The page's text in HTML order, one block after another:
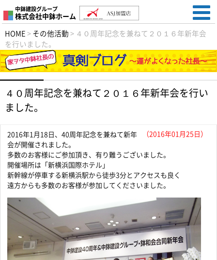
中鉢建設グループ
株式会社中鉢ホーム
HOME > その他活動 > ４０周年記念を兼ねて２０１６年新年会
を行いました。
４０周年記念を兼ねて２０１６年新年会を行い
ました。
（2016年01月25日）
2016年1月18日、40周年記念を兼ねて新年
会が開催されました。
多数のお客様にご参加頂き、有り難うございました。
開催場所は「新横浜国際ホテル」
新幹線が停車する新横浜駅から徒歩3分とアクセスも良く
遠方からも多数のお客様が参加してくださいました。